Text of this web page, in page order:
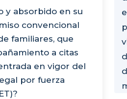
y absorbido en su
convencional
familiares, que
a citas
en vigor del
por fuerza